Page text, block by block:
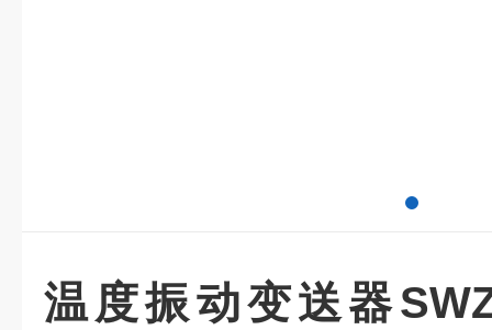
温度振动变送器